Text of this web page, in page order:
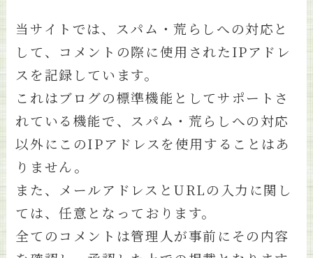
当サイトでは、スパム・荒らしへの対応と
して、コメントの際に使用されたIPアドレ
スを記録しています。
これはブログの標準機能としてサポートさ
れている機能で、スパム・荒らしへの対応
以外にこのIPアドレスを使用することはあ
りません。
また、メールアドレスとURLの入力に関し
ては、任意となっております。
全てのコメントは管理人が事前にその内容